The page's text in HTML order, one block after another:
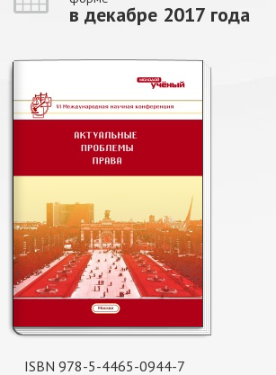
в декабре 2017 года
ISBN 978-5-4465-0944-7